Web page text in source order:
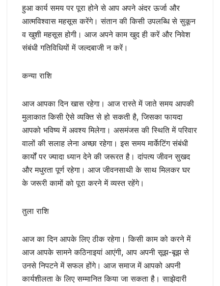
हुआ कार्य समय पर पूरा होने से आप अपने अंदर ऊर्जा और
आत्मविश्वास महसूस करेंगे। संतान की किसी उपलब्धि से सुकून
व खुशी महसूस होगी। आज अपने काम खुद ही करें और निवेश
संबंधी गतिविधियों में जल्दबाजी न करें।
कन्या राशि
आज आपका दिन खास रहेगा। आज रास्ते में जाते समय आपकी
मुलाकात किसी ऐसे व्यक्ति से हो सकती है, जिसका फायदा
आपको भविष्य में अवश्य मिलेगा। असमंजस की स्थिति में परिवार
वालों की सलाह लेना अच्छा रहेगा। इस समय मार्केटिंग संबंधी
कार्यों पर ज्यादा ध्यान देने की जरूरत है। दांपत्य जीवन सुखद
और मधुरता पूर्ण रहेगा। आज जीवनसाथी के साथ मिलकर घर
के जरूरी कामों को पूरा करने में व्यस्त रहेंगे।
तुला राशि
आज का दिन आपके लिए ठीक रहेगा। किसी काम को करने में
आज आपके सामने कठिनाइयां आएंगी, आप अपनी सूझ-बूझ से
उनसे निपटने में सफल होंगे। आज समाज में आपको अपनी
कार्यशीलता के लिए सम्मानित किया जा सकता है। साझेदारी